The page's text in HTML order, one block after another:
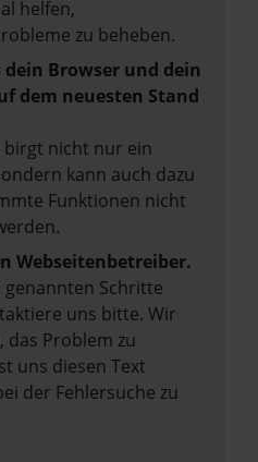
helfen,
zu beheben.
dein Browser und dein
dem neuesten Stand
nicht nur ein
kann auch dazu
Funktionen nicht
Webseitenbetreiber.
Schritte
uns bitte. Wir
das Problem zu
uns diesen Text
der Fehlersuche zu